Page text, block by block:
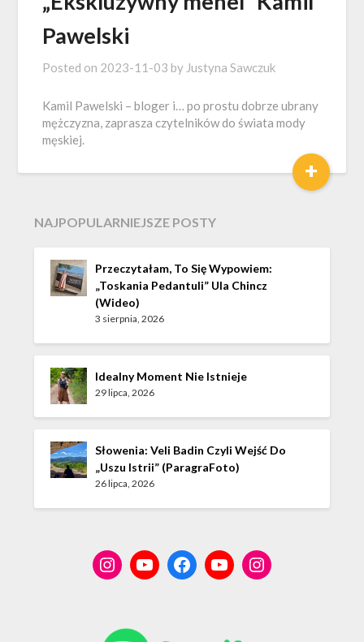
Pawelski
Posted on 2023-11-03 by Justyna Sawczuk
Kamil Pawelski – bloger i… po prostu dobrze ubrany
mężczyzna, zaprasza czytelników do świata mody
męskiej.
+
NAJPOPULARNIEJSZE POSTY
Przeczytałam, To Się Wypowiem:
„Toskania Pedantuli” Ula Chincz
(wideo)
3 sierpnia, 2026
Idealny Moment Nie Istnieje
29 lipca, 2026
Słowenia: Veli Badin Czyli Wejść Do
„Uszu Istrii” (ParagraFoto)
26 lipca, 2026